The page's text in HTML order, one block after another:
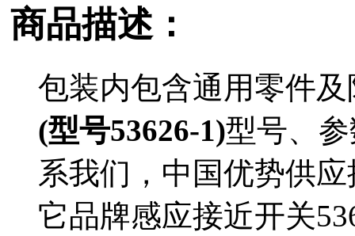
商品描述：
包装内包含通用零件
(型号53626-1)型号、
系我们，中国优势供
它品牌感应接近开关